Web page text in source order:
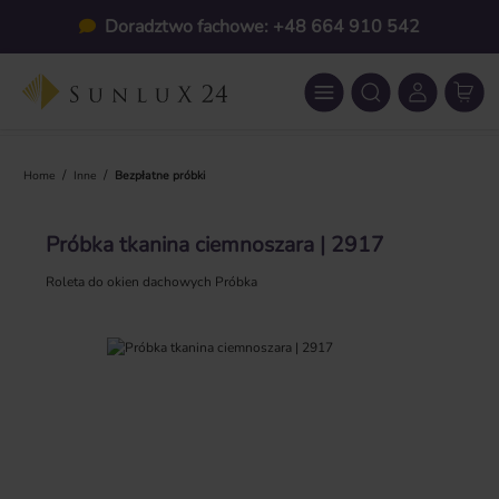
Przejdź do głównej zawartościDoradztwo fachowe: +48 664 910 542
Home / Inne / Bezpłatne próbki
Próbka tkanina ciemnoszara | 2917
Roleta do okien dachowych Próbka
Pomiń galerię zdjęć